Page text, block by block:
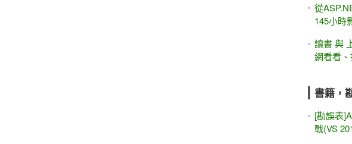
從
145小時
讀書 與
網看看
書籍，
[勘誤表
戰(VS